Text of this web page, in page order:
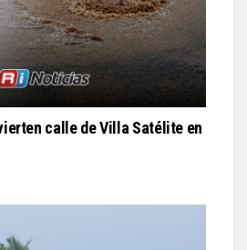
calle de Villa Satélite en